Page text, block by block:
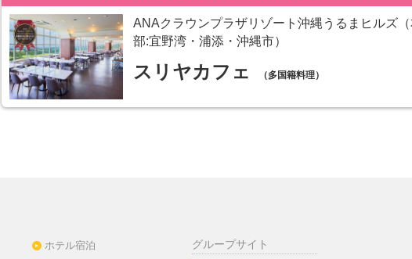
ANAクラウンプラザリゾート沖縄うるまヒルズ（
部:宜野湾・浦添・沖縄市）
スリヤカフェ （多国籍料理）
ホテル宿泊
グループサイト